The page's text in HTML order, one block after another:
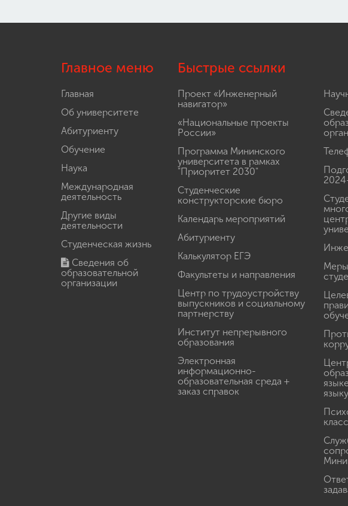
Главное меню
Главная
Об университете
Абитуриенту
Обучение
Наука
Международная
деятельность
Другие виды
деятельности
Студенческая жизнь
Сведения об
образовательной
организации
Быстрые ссылки
Проект «Инженерный
навигатор»
«Национальные проекты
России»
Программа Мининского
университета в рамках
"Приоритет 2030"
Студенческие
конструкторские бюро
Календарь мероприятий
Абитуриенту
Калькулятор ЕГЭ
Факультеты и направления
Центр по трудоустройству
выпускников и социальному
партнерству
Институт непрерывного
образования
Электронная
информационно-
образовательная среда +
заказ справок